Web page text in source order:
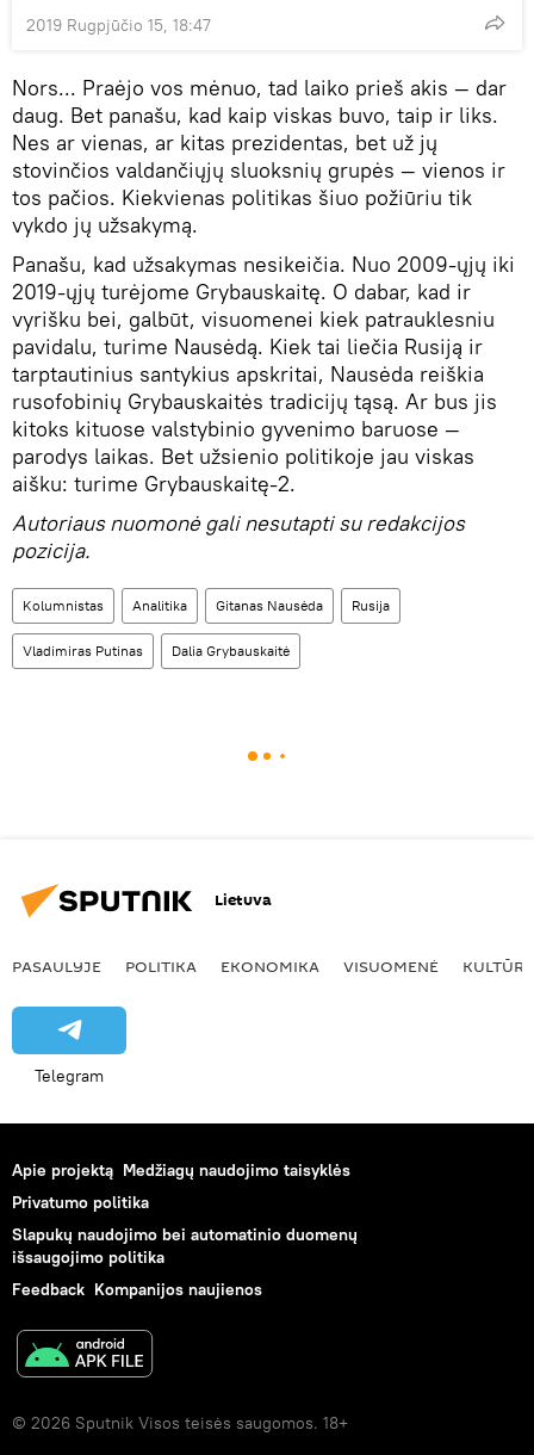
2019 Rugpjūčio 15, 18:47
Nors... Praėjo vos mėnuo, tad laiko prieš akis — dar
daug. Bet panašu, kad kaip viskas buvo, taip ir liks.
Nes ar vienas, ar kitas prezidentas, bet už jų
stovinčios valdančiųjų sluoksnių grupės — vienos ir
tos pačios. Kiekvienas politikas šiuo požiūriu tik
vykdo jų užsakymą.
Panašu, kad užsakymas nesikeičia. Nuo 2009-ųjų iki
2019-ųjų turėjome Grybauskaitę. O dabar, kad ir
vyrišku bei, galbūt, visuomenei kiek patrauklesniu
pavidalu, turime Nausėdą. Kiek tai liečia Rusiją ir
tarptautinius santykius apskritai, Nausėda reiškia
rusofobinių Grybauskaitės tradicijų tąsą. Ar bus jis
kitoks kituose valstybinio gyvenimo baruose —
parodys laikas. Bet užsienio politikoje jau viskas
aišku: turime Grybauskaitę-2.
Autoriaus nuomonė gali nesutapti su redakcijos
pozicija.
Kolumnistas Analitika Gitanas Nausėda Rusija
Vladimiras Putinas Dalia Grybauskaitė
Lietuva
PASAULYJE POLITIKA EKONOMIKA VISUOMENĖ KULTŪRA
Telegram
Apie projektą Medžiagų naudojimo taisyklės
Privatumo politika
Slapukų naudojimo bei automatinio duomenų
išsaugojimo politika
Feedback Kompanijos naujienos
© 2026 Sputnik Visos teisės saugomos. 18+